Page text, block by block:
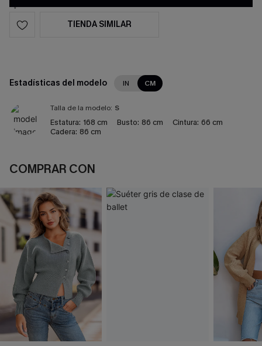
TIENDA SIMILAR
Estadísticas del modelo IN CM
Talla de la modelo: S
Estatura: 168 cm Busto: 86 cm Cintura: 66 cm
Cadera: 86 cm
COMPRAR CON